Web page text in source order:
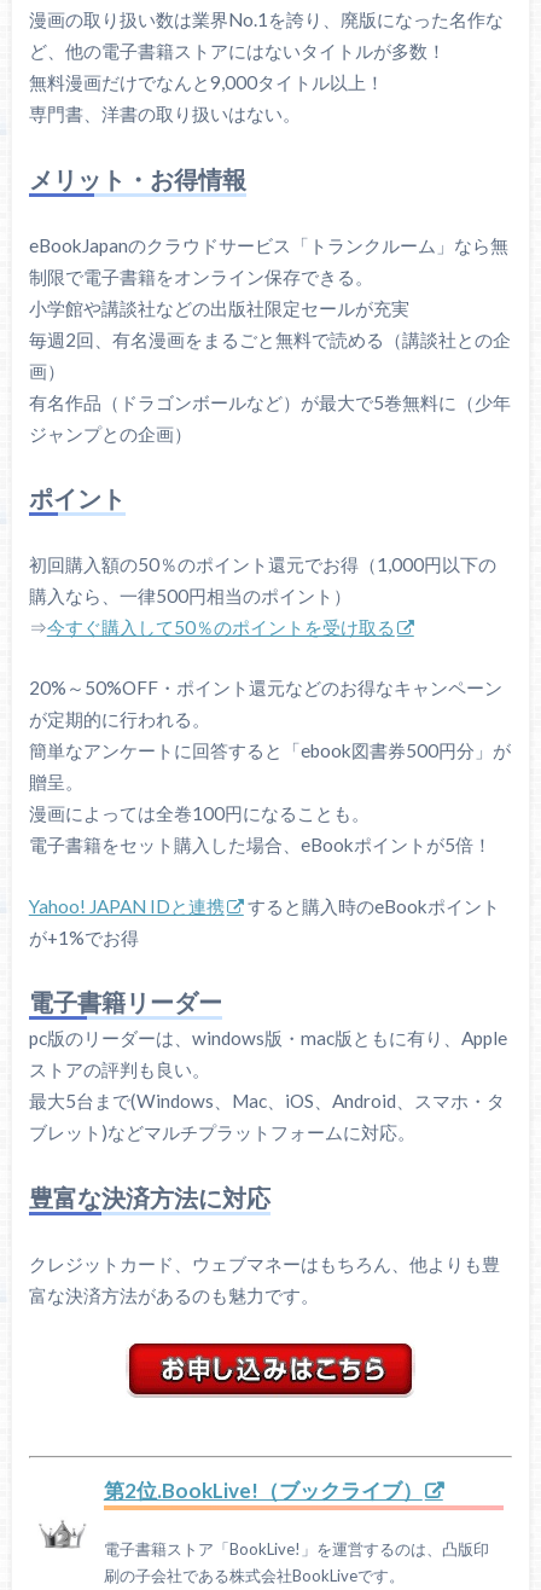
漫画の取り扱い数は業界No.1を誇り、廃版になった名作な
ど、他の電子書籍ストアにはないタイトルが多数！
無料漫画だけでなんと9,000タイトル以上！
専門書、洋書の取り扱いはない。
メリット・お得情報
eBookJapanのクラウドサービス「トランクルーム」なら無
制限で電子書籍をオンライン保存できる。
小学館や講談社などの出版社限定セールが充実
毎週2回、有名漫画をまるごと無料で読める（講談社との企
画）
有名作品（ドラゴンボールなど）が最大で5巻無料に（少年
ジャンプとの企画）
ポイント
初回購入額の50％のポイント還元でお得（1,000円以下の
購入なら、一律500円相当のポイント）
⇒今すぐ購入して50％のポイントを受け取る
20%～50%OFF・ポイント還元などのお得なキャンペーン
が定期的に行われる。
簡単なアンケートに回答すると「ebook図書券500円分」が
贈呈。
漫画によっては全巻100円になることも。
電子書籍をセット購入した場合、eBookポイントが5倍！
Yahoo! JAPAN IDと連携
すると購入時のeBookポイント
が+1%でお得
電子書籍リーダー
pc版のリーダーは、windows版・mac版ともに有り、Apple
ストアの評判も良い。
最大5台まで(Windows、Mac、iOS、Android、スマホ・タ
ブレット)などマルチプラットフォームに対応。
豊富な決済方法に対応
クレジットカード、ウェブマネーはもちろん、他よりも豊
富な決済方法があるのも魅力です。
第2位.BookLive!（ブックライブ）
電子書籍ストア「BookLive!」を運営するのは、凸版印
刷の子会社である株式会社BookLiveです。